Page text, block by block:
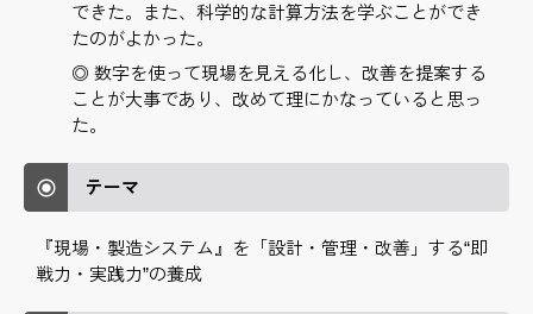
できた。また、科学的な計算方法を学ぶことができ
たのがよかった。
◎ 数字を使って現場を見える化し、改善を提案する
ことが大事であり、改めて理にかなっていると思っ
た。
テーマ
『現場・製造システム』を「設計・管理・改善」する“即
戦力・実践力”の養成